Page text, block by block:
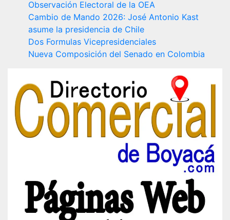
Observación Electoral de la OEA
Cambio de Mando 2026: José Antonio Kast
asume la presidencia de Chile
Dos Formulas Vicepresidenciales
Nueva Composición del Senado en Colombia